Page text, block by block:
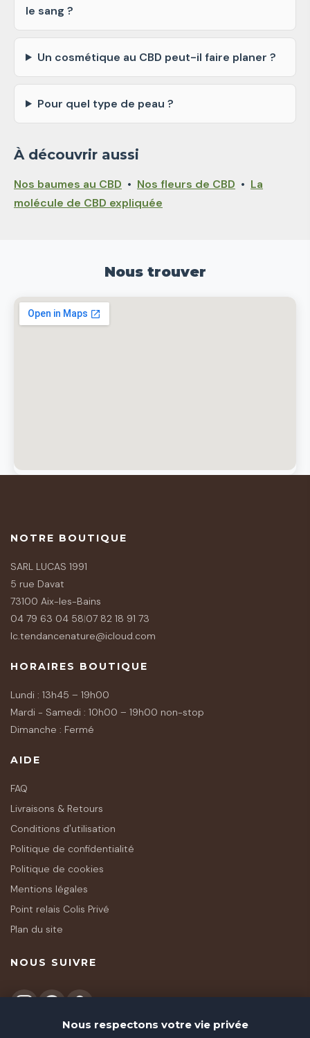
le sang ?
Un cosmétique au CBD peut-il faire planer ?
Pour quel type de peau ?
À découvrir aussi
Nos baumes au CBD • Nos fleurs de CBD • La
molécule de CBD expliquée
Nous trouver
NOTRE BOUTIQUE
SARL LUCAS 1991
5 rue Davat
73100 Aix-les-Bains
04 79 63 04 58|07 82 18 91 73
lc.tendancenature@icloud.com
HORAIRES BOUTIQUE
Lundi : 13h45 – 19h00
Mardi - Samedi : 10h00 – 19h00 non-stop
Dimanche : Fermé
AIDE
FAQ
Livraisons & Retours
Conditions d'utilisation
Politique de confidentialité
Politique de cookies
Mentions légales
Point relais Colis Privé
Plan du site
NOUS SUIVRE
Nous respectons votre vie privée